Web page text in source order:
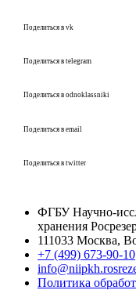
Поделиться в vk
Поделиться в telegram
Поделиться в odnoklassniki
Поделиться в email
Поделиться в twitter
ФГБУ Научно-
хранения
111033 Москва,
+7 (499) 673-90-10
Политика